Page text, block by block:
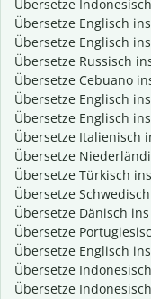
Übersetze
Übersetze Englisch
Übersetze Englisch
Übersetze Russisch
Übersetze Cebuano
Übersetze Englisch
Übersetze Englisch
Übersetze Italienisch
Übersetze
Übersetze Türkisch
Übersetze
Übersetze Dänisch
Übersetze
Übersetze Englisch
Übersetze
Übersetze